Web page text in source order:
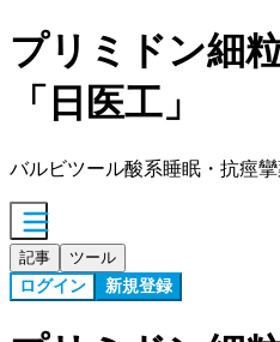
プリミドン細
「日医工」
バルビツール酸系睡眠・抗痙
記事 ツール
ログイン 新規登録